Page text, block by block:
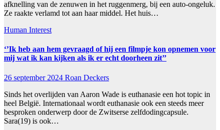
afknelling van de zenuwen in het ruggenmerg, bij een auto-ongeluk.
Ze raakte verlamd tot aan haar middel. Het huis…
Human Interest
‘’Ik heb aan hem gevraagd of hij een filmpje kon opnemen voor
mij wat ik kan kijken als ik er echt doorheen zit’’
26 september 2024 Roan Deckers
Sinds het overlijden van Aaron Wade is euthanasie een hot topic in
heel België. Internationaal wordt euthanasie ook een steeds meer
besproken onderwerp door de Zwitserse zelfdodingcapsule.
Sara(19) is ook…